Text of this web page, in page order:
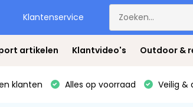
Klantenservice
artikelen Klantvideo's Outdoor &
klanten Alles op voorraad Veilig &